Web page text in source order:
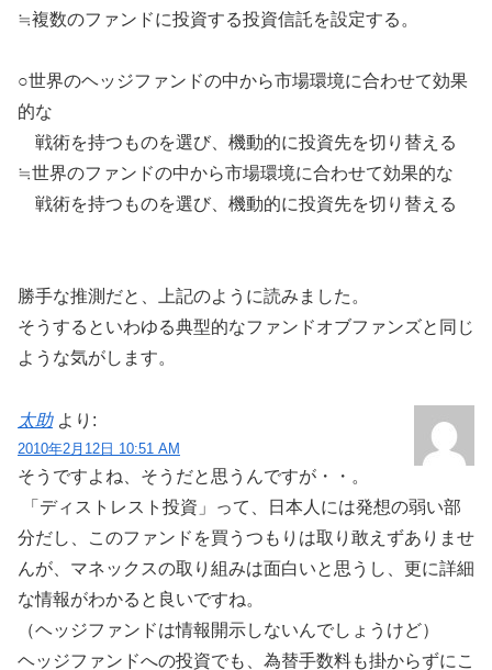
≒複数のファンドに投資する投資信託を設定する。
○世界のヘッジファンドの中から市場環境に合わせて効果
的な
戦術を持つものを選び、機動的に投資先を切り替える
≒世界のファンドの中から市場環境に合わせて効果的な
戦術を持つものを選び、機動的に投資先を切り替える
勝手な推測だと、上記のように読みました。
そうするといわゆる典型的なファンドオブファンズと同じ
ような気がします。
太助 より:
2010年2月12日 10:51 AM
そうですよね、そうだと思うんですが・・。
「ディストレスト投資」って、日本人には発想の弱い部
分だし、このファンドを買うつもりは取り敢えずありませ
んが、マネックスの取り組みは面白いと思うし、更に詳細
な情報がわかると良いですね。
（ヘッジファンドは情報開示しないんでしょうけど）
ヘッジファンドへの投資でも、為替手数料も掛からずにこ